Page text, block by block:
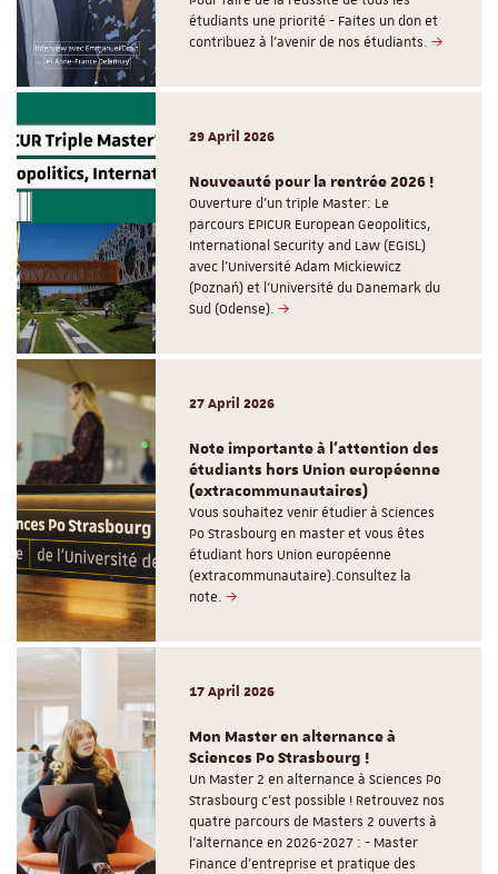
étudiants une priorité - Faites un don et
contribuez à l’avenir de nos étudiants.
29 April 2026
Nouveauté pour la rentrée 2026 !
Ouverture d'un triple Master: Le
parcours EPICUR European Geopolitics,
International Security and Law (EGISL)
avec l’Université Adam Mickiewicz
(Poznań) et l’Université du Danemark du
Sud (Odense).
27 April 2026
Note importante à l'attention des
étudiants hors Union européenne
(extracommunautaires)
Vous souhaitez venir étudier à Sciences
Po Strasbourg en master et vous êtes
étudiant hors Union européenne
(extracommunautaire).Consultez la
note.
17 April 2026
Mon Master en alternance à
Sciences Po Strasbourg !
Un Master 2 en alternance à Sciences Po
Strasbourg c'est possible ! Retrouvez nos
quatre parcours de Masters 2 ouverts à
l'alternance en 2026-2027 : - Master
Finance d'entreprise et pratique des